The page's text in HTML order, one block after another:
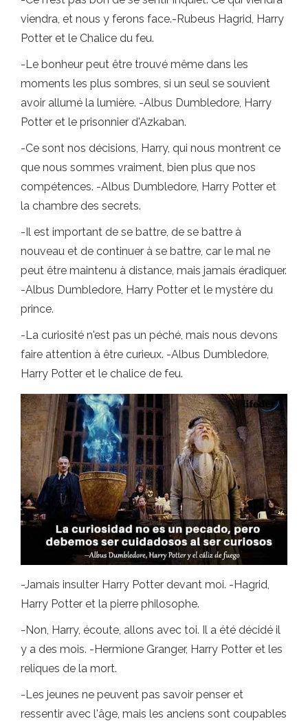
viendra, et nous y ferons face.-Rubeus Hagrid, Harry
Potter et le Chalice du feu.
-Le bonheur peut être trouvé même dans les
moments les plus sombres, si un seul se souvient
avoir allumé la lumière. -Albus Dumbledore, Harry
Potter et le prisonnier d'Azkaban.
-Ce sont nos décisions, Harry, qui nous montrent ce
que nous sommes vraiment, bien plus que nos
compétences. -Albus Dumbledore, Harry Potter et
la chambre des secrets.
-Il est important de se battre, de se battre à
nouveau et de continuer à se battre, car le mal ne
peut être maintenu à distance, mais jamais éradiquer.
-Albus Dumbledore, Harry Potter et le mystère du
prince.
-La curiosité n'est pas un péché, mais nous devons
faire attention à être curieux. -Albus Dumbledore,
Harry Potter et le chalice de feu.
-Jamais insulter Harry Potter devant moi. -Hagrid,
Harry Potter et la pierre philosophe.
-Non, Harry, écoute, allons avec toi. Il a été décidé il
y a des mois. -Hermione Granger, Harry Potter et les
reliques de la mort.
-Les jeunes ne peuvent pas savoir penser et
ressentir avec l'âge, mais les anciens sont coupables